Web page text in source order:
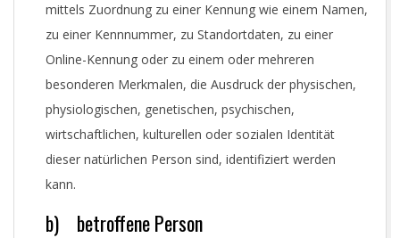
mittels Zuordnung zu einer Kennung wie einem Namen,
zu einer Kennnummer, zu Standortdaten, zu einer
Online-Kennung oder zu einem oder mehreren
besonderen Merkmalen, die Ausdruck der physischen,
physiologischen, genetischen, psychischen,
wirtschaftlichen, kulturellen oder sozialen Identität
dieser natürlichen Person sind, identifiziert werden
kann.
b) betroffene Person